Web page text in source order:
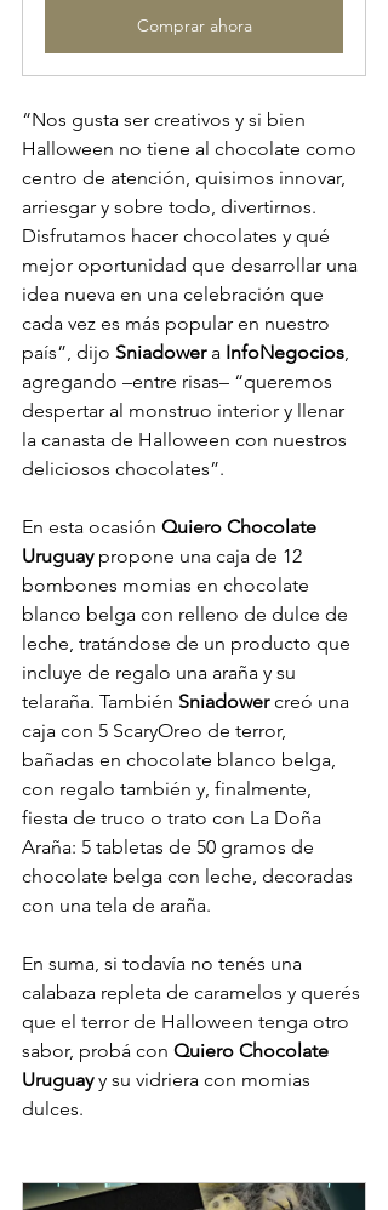
Comprar ahora
“Nos gusta ser creativos y si bien
Halloween no tiene al chocolate como
centro de atención, quisimos innovar,
arriesgar y sobre todo, divertirnos.
Disfrutamos hacer chocolates y qué
mejor oportunidad que desarrollar una
idea nueva en una celebración que
cada vez es más popular en nuestro
país”, dijo Sniadower a InfoNegocios
agregando –entre risas– “queremos
despertar al monstruo interior y llenar
la canasta de Halloween con nuestros
deliciosos chocolates”.
En esta ocasión Quiero Chocolate
Uruguay propone una caja de 12
bombones momias en chocolate
blanco belga con relleno de dulce de
leche, tratándose de un producto que
incluye de regalo una araña y su
telaraña. También Sniadower creó una
caja con 5 ScaryOreo de terror,
bañadas en chocolate blanco belga,
con regalo también y, finalmente,
fiesta de truco o trato con La Doña
Araña: 5 tabletas de 50 gramos de
chocolate belga con leche, decoradas
con una tela de araña.
En suma, si todavía no tenés una
calabaza repleta de caramelos y querés
que el terror de Halloween tenga otro
sabor, probá con Quiero Chocolate
Uruguay y su vidriera con momias
dulces.